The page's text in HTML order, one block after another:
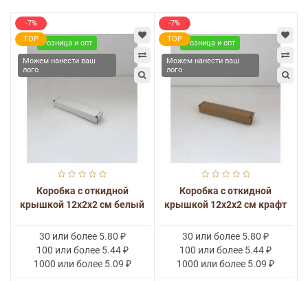
Розница и опт
Можем нанести ваш
лого
-7%
TOP
Коробка с откидной
крышкой 12x2x2 см белый
30 или более 5.80 ₽
100 или более 5.44 ₽
1000 или более 5.09 ₽
Розница и опт
Можем нанести ваш
лого
-7%
TOP
Коробка с откидной
крышкой 12x2x2 см крафт
30 или более 5.80 ₽
100 или более 5.44 ₽
1000 или более 5.09 ₽